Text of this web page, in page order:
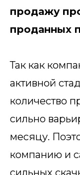
продажу
проданных
Так как
активной
количество
сильно
месяцу.
компанию и
сильных